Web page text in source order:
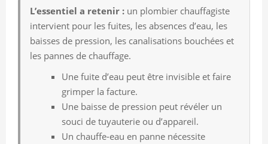
L’essentiel a retenir : un plombier chauffagiste
intervient pour les fuites, les absences d’eau, les
baisses de pression, les canalisations bouchées et
les pannes de chauffage.
Une fuite d’eau peut être invisible et faire
grimper la facture.
Une baisse de pression peut révéler un
souci de tuyauterie ou d’appareil.
Un chauffe-eau en panne nécessite